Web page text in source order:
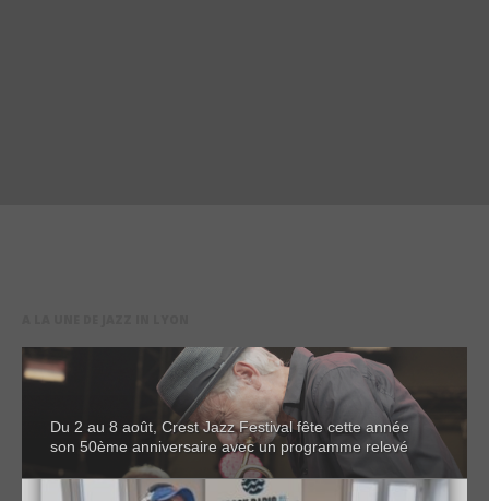
Du 2 au 8 août, Crest Jazz Festival fête cette année
son 50ème anniversaire avec un programme relevé